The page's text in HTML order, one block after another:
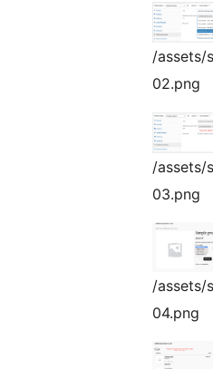
/assets/
02.png
/assets/
03.png
/assets/
04.png